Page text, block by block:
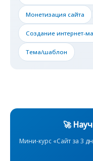
Монетизация сайта
Создание интернет-
Тема/шаблон
🚀
Мини-курс «Сайт за 3